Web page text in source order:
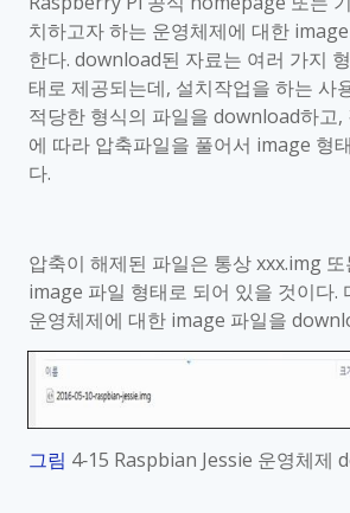
치하고자 하는 운영체제에 대한 image
한다. download된 자료는 여러 가지
태로 제공되는데, 설치작업을 하는 사
적당한 형식의 파일을 download하고,
에 따라 압축파일을 풀어서 image 형
다.
압축이 해제된 파일은 통상xxx.img 또
image 파일 형태로 되어 있을 것이다.
운영체제에 대한 image 파일을
그림 4‑15 Raspbian Jessie 운영체제